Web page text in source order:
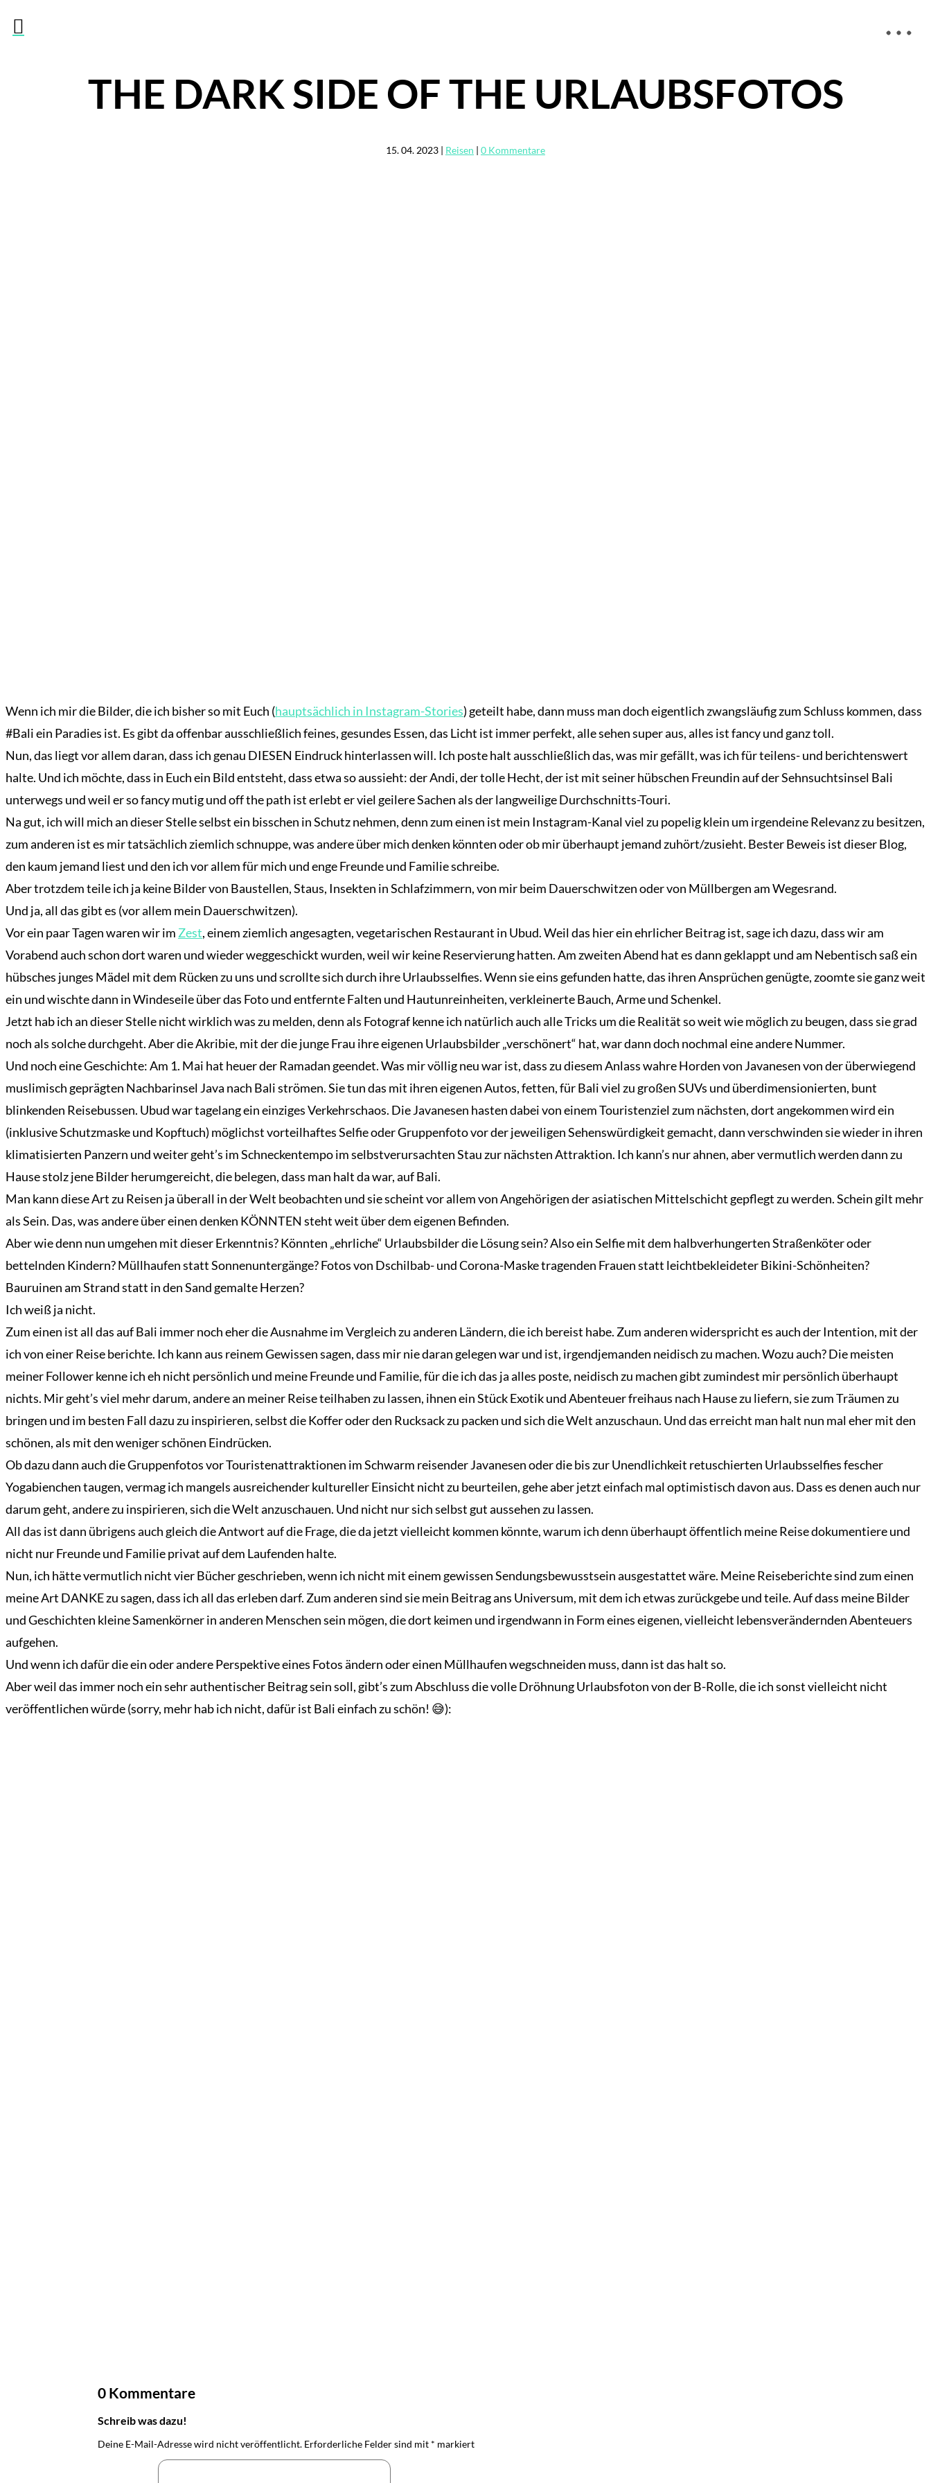
Übersicht
Mardermolch
Bücher
Archiv
Login/Anmelden

THE DARK SIDE OF THE URLAUBSFOTOS
15. 04. 2023 | Reisen | 0 Kommentare
Wenn ich mir die Bilder, die ich bisher so mit Euch (hauptsächlich in Instagram-Stories) geteilt habe, dann muss man doch eigentlich zwangsläufig zum Schluss kommen, dass
#Bali ein Paradies ist. Es gibt da offenbar ausschließlich feines, gesundes Essen, das Licht ist immer perfekt, alle sehen super aus, alles ist fancy und ganz toll.
Nun, das liegt vor allem daran, dass ich genau DIESEN Eindruck hinterlassen will. Ich poste halt ausschließlich das, was mir gefällt, was ich für teilens- und berichtenswert
halte. Und ich möchte, dass in Euch ein Bild entsteht, dass etwa so aussieht: der Andi, der tolle Hecht, der ist mit seiner hübschen Freundin auf der Sehnsuchtsinsel Bali
unterwegs und weil er so fancy mutig und off the path ist erlebt er viel geilere Sachen als der langweilige Durchschnitts-Touri.
Na gut, ich will mich an dieser Stelle selbst ein bisschen in Schutz nehmen, denn zum einen ist mein Instagram-Kanal viel zu popelig klein um irgendeine Relevanz zu besitzen,
zum anderen ist es mir tatsächlich ziemlich schnuppe, was andere über mich denken könnten oder ob mir überhaupt jemand zuhört/zusieht. Bester Beweis ist dieser Blog,
den kaum jemand liest und den ich vor allem für mich und enge Freunde und Familie schreibe.
Aber trotzdem teile ich ja keine Bilder von Baustellen, Staus, Insekten in Schlafzimmern, von mir beim Dauerschwitzen oder von Müllbergen am Wegesrand.
Und ja, all das gibt es (vor allem mein Dauerschwitzen).
Vor ein paar Tagen waren wir im Zest, einem ziemlich angesagten, vegetarischen Restaurant in Ubud. Weil das hier ein ehrlicher Beitrag ist, sage ich dazu, dass wir am
Vorabend auch schon dort waren und wieder weggeschickt wurden, weil wir keine Reservierung hatten. Am zweiten Abend hat es dann geklappt und am Nebentisch saß ein
hübsches junges Mädel mit dem Rücken zu uns und scrollte sich durch ihre Urlaubsselfies. Wenn sie eins gefunden hatte, das ihren Ansprüchen genügte, zoomte sie ganz weit
ein und wischte dann in Windeseile über das Foto und entfernte Falten und Hautunreinheiten, verkleinerte Bauch, Arme und Schenkel.
Jetzt hab ich an dieser Stelle nicht wirklich was zu melden, denn als Fotograf kenne ich natürlich auch alle Tricks um die Realität so weit wie möglich zu beugen, dass sie grad
noch als solche durchgeht. Aber die Akribie, mit der die junge Frau ihre eigenen Urlaubsbilder „verschönert“ hat, war dann doch nochmal eine andere Nummer.
Und noch eine Geschichte: Am 1. Mai hat heuer der Ramadan geendet. Was mir völlig neu war ist, dass zu diesem Anlass wahre Horden von Javanesen von der überwiegend
muslimisch geprägten Nachbarinsel Java nach Bali strömen. Sie tun das mit ihren eigenen Autos, fetten, für Bali viel zu großen SUVs und überdimensionierten, bunt
blinkenden Reisebussen. Ubud war tagelang ein einziges Verkehrschaos. Die Javanesen hasten dabei von einem Touristenziel zum nächsten, dort angekommen wird ein
(inklusive Schutzmaske und Kopftuch) möglichst vorteilhaftes Selfie oder Gruppenfoto vor der jeweiligen Sehenswürdigkeit gemacht, dann verschwinden sie wieder in ihren
klimatisierten Panzern und weiter geht’s im Schneckentempo im selbstverursachten Stau zur nächsten Attraktion. Ich kann’s nur ahnen, aber vermutlich werden dann zu
Hause stolz jene Bilder herumgereicht, die belegen, dass man halt da war, auf Bali.
Man kann diese Art zu Reisen ja überall in der Welt beobachten und sie scheint vor allem von Angehörigen der asiatischen Mittelschicht gepflegt zu werden. Schein gilt mehr
als Sein. Das, was andere über einen denken KÖNNTEN steht weit über dem eigenen Befinden.
Aber wie denn nun umgehen mit dieser Erkenntnis? Könnten „ehrliche“ Urlaubsbilder die Lösung sein? Also ein Selfie mit dem halbverhungerten Straßenköter oder
bettelnden Kindern? Müllhaufen statt Sonnenuntergänge? Fotos von Dschilbab- und Corona-Maske tragenden Frauen statt leichtbekleideter Bikini-Schönheiten?
Bauruinen am Strand statt in den Sand gemalte Herzen?
Ich weiß ja nicht.
Zum einen ist all das auf Bali immer noch eher die Ausnahme im Vergleich zu anderen Ländern, die ich bereist habe. Zum anderen widerspricht es auch der Intention, mit der
ich von einer Reise berichte. Ich kann aus reinem Gewissen sagen, dass mir nie daran gelegen war und ist, irgendjemanden neidisch zu machen. Wozu auch? Die meisten
meiner Follower kenne ich eh nicht persönlich und meine Freunde und Familie, für die ich das ja alles poste, neidisch zu machen gibt zumindest mir persönlich überhaupt
nichts. Mir geht’s viel mehr darum, andere an meiner Reise teilhaben zu lassen, ihnen ein Stück Exotik und Abenteuer freihaus nach Hause zu liefern, sie zum Träumen zu
bringen und im besten Fall dazu zu inspirieren, selbst die Koffer oder den Rucksack zu packen und sich die Welt anzuschaun. Und das erreicht man halt nun mal eher mit den
schönen, als mit den weniger schönen Eindrücken.
Ob dazu dann auch die Gruppenfotos vor Touristenattraktionen im Schwarm reisender Javanesen oder die bis zur Unendlichkeit retuschierten Urlaubsselfies fescher
Yogabienchen taugen, vermag ich mangels ausreichender kultureller Einsicht nicht zu beurteilen, gehe aber jetzt einfach mal optimistisch davon aus. Dass es denen auch nur
darum geht, andere zu inspirieren, sich die Welt anzuschauen. Und nicht nur sich selbst gut aussehen zu lassen.
All das ist dann übrigens auch gleich die Antwort auf die Frage, die da jetzt vielleicht kommen könnte, warum ich denn überhaupt öffentlich meine Reise dokumentiere und
nicht nur Freunde und Familie privat auf dem Laufenden halte.
Nun, ich hätte vermutlich nicht vier Bücher geschrieben, wenn ich nicht mit einem gewissen Sendungsbewusstsein ausgestattet wäre. Meine Reiseberichte sind zum einen
meine Art DANKE zu sagen, dass ich all das erleben darf. Zum anderen sind sie mein Beitrag ans Universum, mit dem ich etwas zurückgebe und teile. Auf dass meine Bilder
und Geschichten kleine Samenkörner in anderen Menschen sein mögen, die dort keimen und irgendwann in Form eines eigenen, vielleicht lebensverändernden Abenteuers
aufgehen.
Und wenn ich dafür die ein oder andere Perspektive eines Fotos ändern oder einen Müllhaufen wegschneiden muss, dann ist das halt so.
Aber weil das immer noch ein sehr authentischer Beitrag sein soll, gibt’s zum Abschluss die volle Dröhnung Urlaubsfoton von der B-Rolle, die ich sonst vielleicht nicht
veröffentlichen würde (sorry, mehr hab ich nicht, dafür ist Bali einfach zu schön! 😅):
0 Kommentare
Schreib was dazu!
Deine E-Mail-Adresse wird nicht veröffentlicht. Erforderliche Felder sind mit * markiert